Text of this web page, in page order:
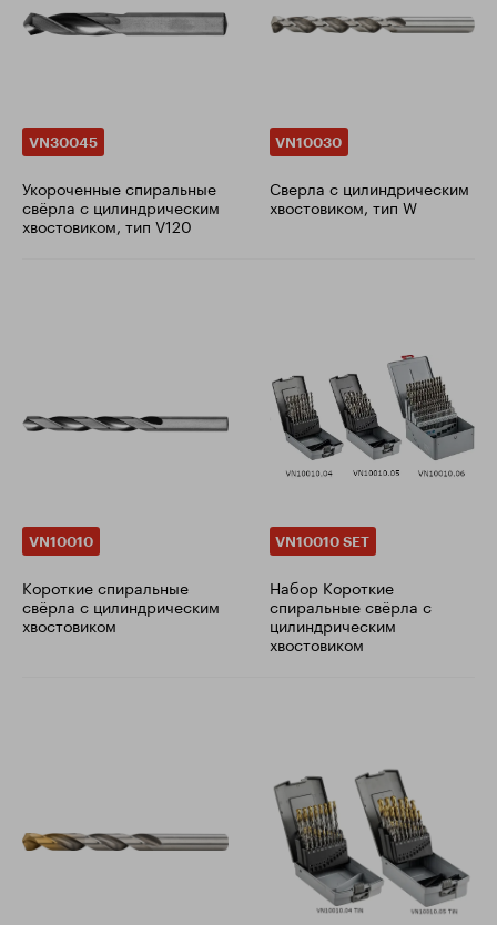
VN30045
Укороченные спиральные
свёрла с цилиндрическим
хвостовиком, тип V120
VN10030
Сверла с цилиндрическим
хвостовиком, тип W
VN10010
Короткие спиральные
свёрла с цилиндрическим
хвостовиком
VN10010 SET
Набор Короткие
спиральные свёрла с
цилиндрическим
хвостовиком